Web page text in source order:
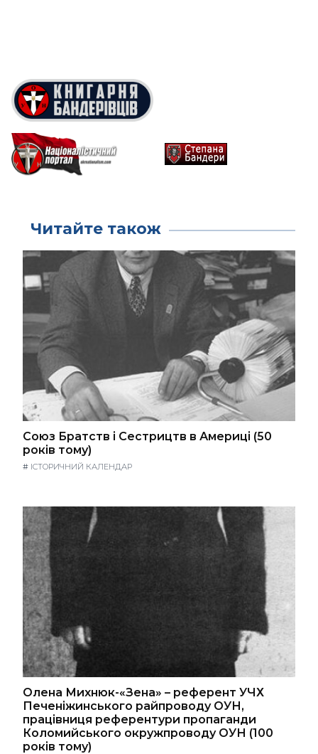
Читайте також
Союз Братств і Сестрицтв в Америці (50
років тому)
# ІСТОРИЧНИЙ КАЛЕНДАР
Олена Михнюк-«Зена» – референт УЧХ
Печеніжинського райпроводу ОУН,
працівниця референтури пропаганди
Коломийського окружпроводу ОУН (100
років тому)